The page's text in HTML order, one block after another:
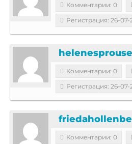
Комментарии: 0
Регистрация: 26-07-
helenesprouse
Комментарии: 0
Регистрация: 26-07-
Комментарии: 0